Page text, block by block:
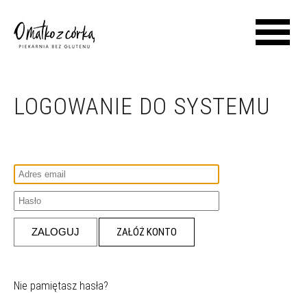
LOGOWANIE DO SYSTEMU
ZAŁÓŻ KONTO
Nie pamiętasz hasła?